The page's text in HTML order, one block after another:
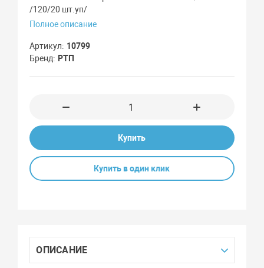
/120/20 шт.уп/
Полное описание
Артикул
10799
Бренд
РТП
Купить
Купить в один клик
ОПИСАНИЕ